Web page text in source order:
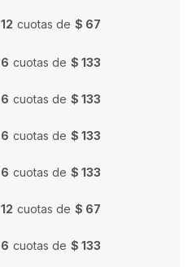
12 cuotas de $ 67
6 cuotas de $ 133
6 cuotas de $ 133
6 cuotas de $ 133
6 cuotas de $ 133
12 cuotas de $ 67
6 cuotas de $ 133